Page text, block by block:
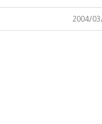
2004/